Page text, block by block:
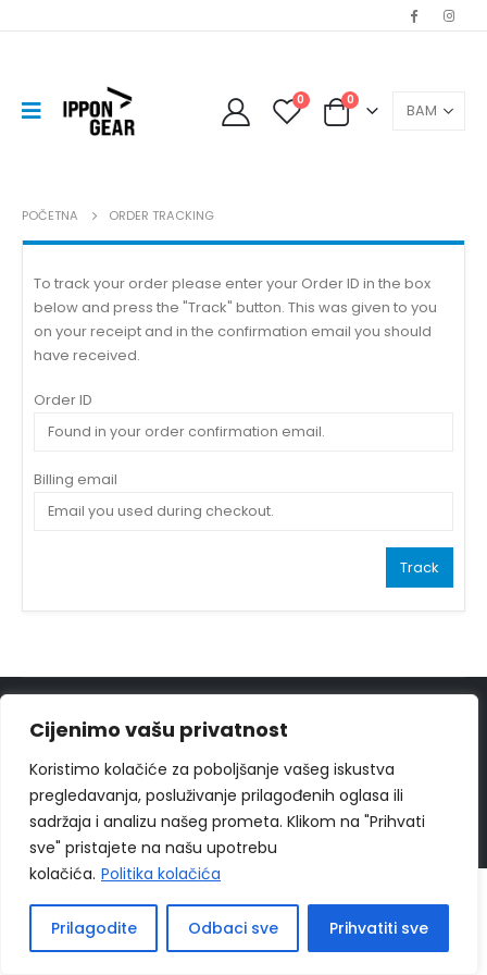
Cijenimo vašu privatnost
Koristimo kolačiće za poboljšanje vašeg iskustva
pregledavanja, posluživanje prilagođenih oglasa ili
sadržaja i analizu našeg prometa. Klikom na "Prihvati
sve" pristajete na našu upotrebu
kolačića. Politika kolačića
Prilagodite Odbaci sve Prihvatiti sve
0 0
POČETNA ORDER TRACKING
To track your order please enter your Order ID in the box
below and press the "Track" button. This was given to you
on your receipt and in the confirmation email you should
have received.
Order ID
Billing email
Track
© 2024Ippon Shop BiHSva prava zadržava
Web Design "
Politika Privatnosti | Uslovi poslovanja